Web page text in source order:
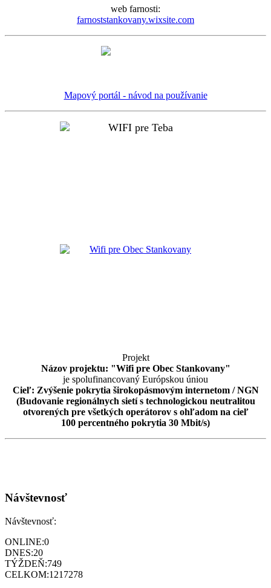
web farnosti:
farnoststankovany.wixsite.com
Mapový portál - návod na používanie
Projekt
Názov projektu: "Wifi pre Obec Stankovany"
je spolufinancovaný Európskou úniou
Cieľ: Zvýšenie pokrytia širokopásmovým internetom / NGN
(Budovanie regionálnych sietí s technologickou neutralitou
otvorených pre všetkých operátorov s ohľadom na cieľ
100 percentného pokrytia 30 Mbit/s)
Návštevnosť
Návštevnosť:
ONLINE:0
DNES:20
TÝŽDEŇ:749
CELKOM:1217278